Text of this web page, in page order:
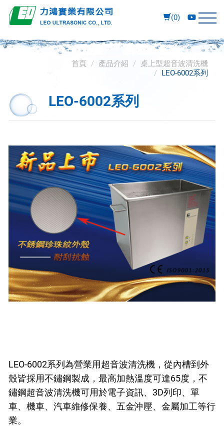
(0)
首頁 產品介紹
桌上型超音波清洗機
LEO-6002系列
LEO-6002系列
LEO-6002系列為營業用超音波清洗機，從內槽到外
殼皆採用不鏽鋼製成，最高加熱溫度可達65度，不
鏽鋼超音波清洗機可用於電子資訊、3D列印、單
車、機車、汽車維修保養、五金沖壓、金屬加工等行
業。